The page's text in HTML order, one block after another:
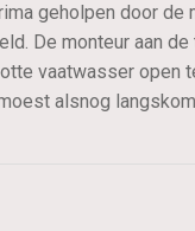
geholpen door de
De monteur aan
vaatwasser open
alsnog